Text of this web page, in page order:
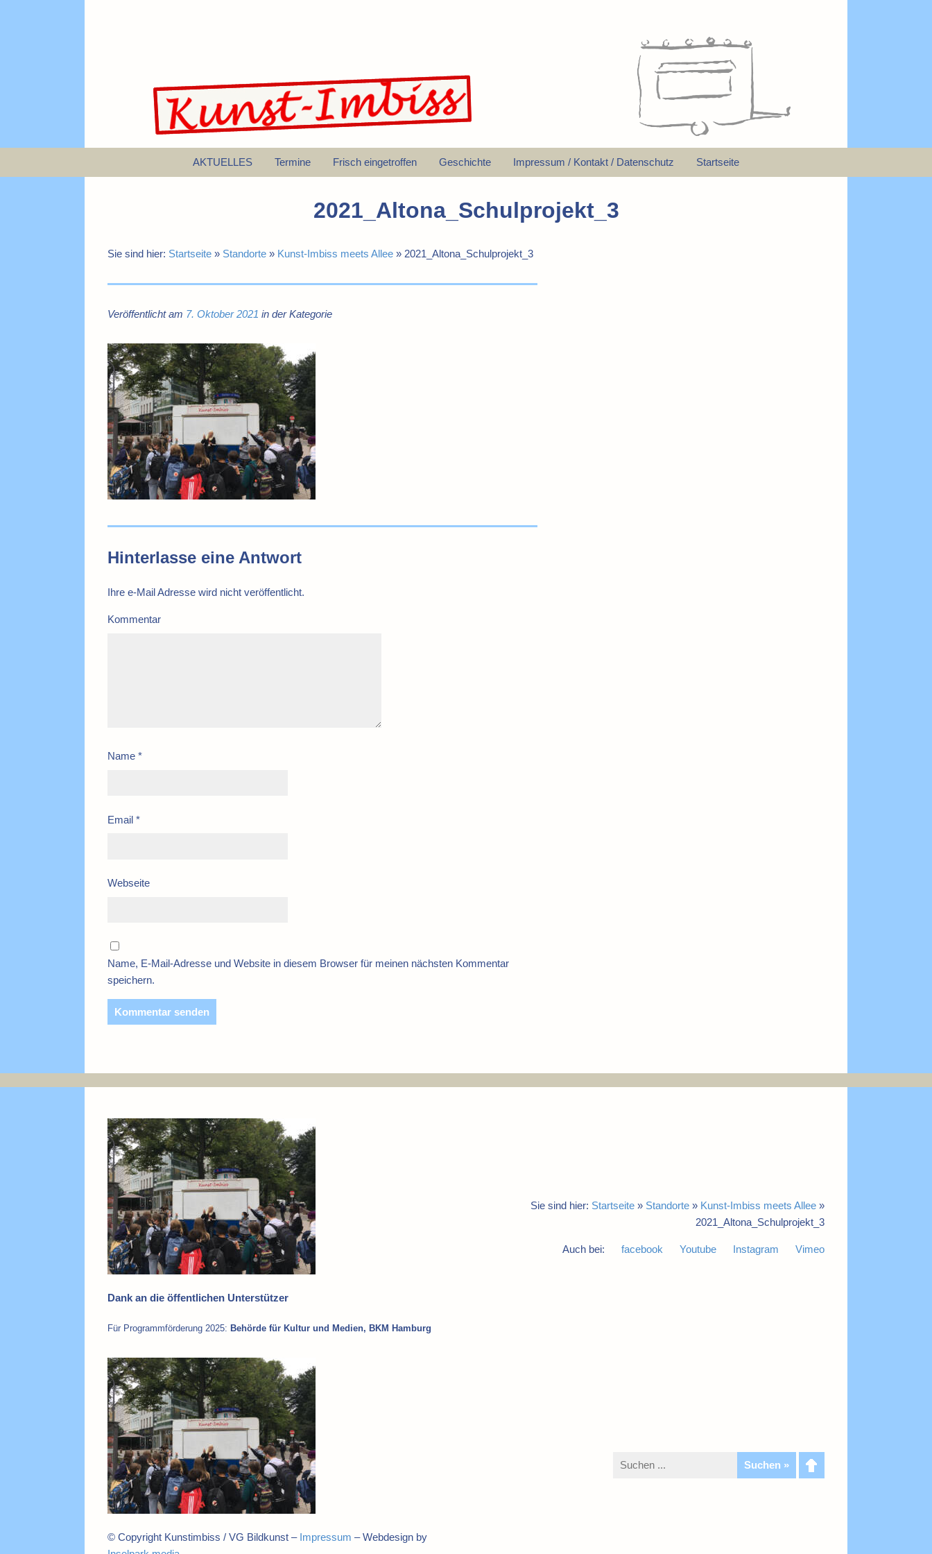
AKTUELLES Termine Frisch eingetroffen Geschichte Impressum / Kontakt / Datenschutz Startseite
2021_Altona_Schulprojekt_3
Sie sind hier: Startseite » Standorte » Kunst-Imbiss meets Allee » 2021_Altona_Schulprojekt_3
Veröffentlicht am 7. Oktober 2021 in der Kategorie
Hinterlasse eine Antwort
Ihre e-Mail Adresse wird nicht veröffentlicht.
Kommentar
Name *
Email *
Webseite
Name, E-Mail-Adresse und Website in diesem Browser für meinen nächsten Kommentar
speichern.
Dank an die öffentlichen Unterstützer
Für Programmförderung 2025: Behörde für Kultur und Medien, BKM Hamburg
Sie sind hier: Startseite » Standorte » Kunst-Imbiss meets Allee »
2021_Altona_Schulprojekt_3
Auch bei: facebook Youtube Instagram Vimeo
© Copyright Kunstimbiss / VG Bildkunst – Impressum – Webdesign by